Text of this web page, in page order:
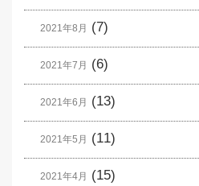
2021年8月 (7)
2021年7月 (6)
2021年6月 (13)
2021年5月 (11)
2021年4月 (15)